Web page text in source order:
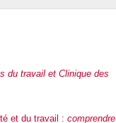
du travail et Clinique des
et du travail : comprendre